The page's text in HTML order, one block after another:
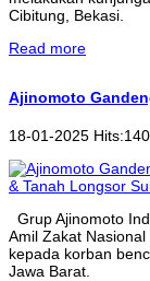
Cibitung, Bekasi.
Read more
Ajinomoto
18-01-2025
Grup Ajinomoto
Amil Zakat
kepada korban
Jawa Barat.